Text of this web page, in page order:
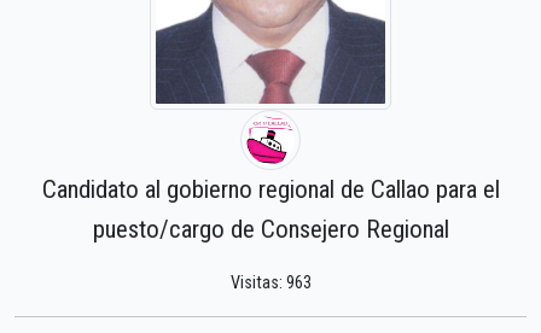
Candidato al gobierno regional de Callao para el
puesto/cargo de Consejero Regional
Visitas: 963